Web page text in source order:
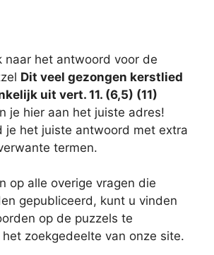
naar het antwoord voor de
Dit veel gezongen kerstlied
uit vert. 11. (6,5) (11)
je hier aan het juiste adres!
je het juiste antwoord met extra
termen.
op alle overige vragen die
gepubliceerd, kunt u vinden
op de puzzels te
zoekgedeelte van onze site.